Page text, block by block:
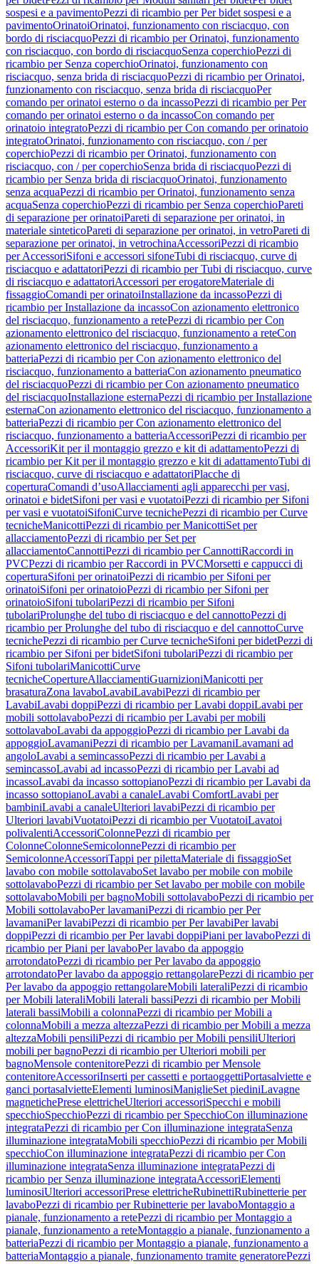
sospesi e a pavimentoPezzi di ricambio per Per bidet sospesi e a
pavimentoOrinatoiOrinatoi, funzionamento con risciacquo, con
bordo di risciacquoPezzi di ricambio per Orinatoi, funzionamento
con risciacquo, con bordo di risciacquoSenza coperchioPezzi di
ricambio per Senza coperchioOrinatoi, funzionamento con
risciacquo, senza brida di risciacquoPezzi di ricambio per Orinatoi,
funzionamento con risciacquo, senza brida di risciacquoPer
comando per orinatoi esterno o da incassoPezzi di ricambio per Per
comando per orinatoi esterno o da incassoCon comando per
orinatoio integratoPezzi di ricambio per Con comando per orinatoio
integratoOrinatoi, funzionamento con risciacquo, con / per
coperchioPezzi di ricambio per Orinatoi, funzionamento con
risciacquo, con / per coperchioSenza brida di risciacquoPezzi di
ricambio per Senza brida di risciacquoOrinatoi, funzionamento
senza acquaPezzi di ricambio per Orinatoi, funzionamento senza
acquaSenza coperchioPezzi di ricambio per Senza coperchioPareti
di separazione per orinatoiPareti di separazione per orinatoi, in
materiale sinteticoPareti di separazione per orinatoi, in vetroPareti di
separazione per orinatoi, in vetrochinaAccessoriPezzi di ricambio
per AccessoriSifoni e accessori sifoneTubi di risciacquo, curve di
risciacquo e adattatoriPezzi di ricambio per Tubi di risciacquo, curve
di risciacquo e adattatoriAccessori per erogatoreMateriale di
fissaggioComandi per orinatoiInstallazione da incassoPezzi di
ricambio per Installazione da incassoCon azionamento elettronico
del risciacquo, funzionamento a retePezzi di ricambio per Con
azionamento elettronico del risciacquo, funzionamento a reteCon
azionamento elettronico del risciacquo, funzionamento a
batteriaPezzi di ricambio per Con azionamento elettronico del
risciacquo, funzionamento a batteriaCon azionamento pneumatico
del risciacquoPezzi di ricambio per Con azionamento pneumatico
del risciacquoInstallazione esternaPezzi di ricambio per Installazione
esternaCon azionamento elettronico del risciacquo, funzionamento a
batteriaPezzi di ricambio per Con azionamento elettronico del
risciacquo, funzionamento a batteriaAccessoriPezzi di ricambio per
AccessoriKit per il montaggio grezzo e kit di adattamentoPezzi di
ricambio per Kit per il montaggio grezzo e kit di adattamentoTubi di
risciacquo, curve di risciacquo e adattatoriPlacche di
coperturaComandi d’usoAllacciamenti agli apparecchi per vasi,
orinatoi e bidetSifoni per vasi e vuotatoiPezzi di ricambio per Sifoni
per vasi e vuotatoiSifoniCurve tecnichePezzi di ricambio per Curve
tecnicheManicottiPezzi di ricambio per ManicottiSet per
allacciamentoPezzi di ricambio per Set per
allacciamentoCannottiPezzi di ricambio per CannottiRaccordi in
PVCPezzi di ricambio per Raccordi in PVCMorsetti e cappucci di
coperturaSifoni per orinatoiPezzi di ricambio per Sifoni per
orinatoiSifoni per orinatoioPezzi di ricambio per Sifoni per
orinatoioSifoni tubolariPezzi di ricambio per Sifoni
tubolariProlunghe del tubo di risciacquo e del cannottoPezzi di
ricambio per Prolunghe del tubo di risciacquo e del cannottoCurve
tecnichePezzi di ricambio per Curve tecnicheSifoni per bidetPezzi di
ricambio per Sifoni per bidetSifoni tubolariPezzi di ricambio per
Sifoni tubolariManicottiCurve
tecnicheCopertureAllacciamentiGuarnizioniManicotti per
brasaturaZona lavaboLavabiLavabiPezzi di ricambio per
LavabiLavabi doppiPezzi di ricambio per Lavabi doppiLavabi per
mobili sottolavaboPezzi di ricambio per Lavabi per mobili
sottolavaboLavabi da appoggioPezzi di ricambio per Lavabi da
appoggioLavamaniPezzi di ricambio per LavamaniLavamani ad
angoloLavabi a semincassoPezzi di ricambio per Lavabi a
semincassoLavabi ad incassoPezzi di ricambio per Lavabi ad
incassoLavabi da incasso sottopianoPezzi di ricambio per Lavabi da
incasso sottopianoLavabi a canaleLavabi ComfortLavabi per
bambiniLavabi a canaleUlteriori lavabiPezzi di ricambio per
Ulteriori lavabiVuotatoiPezzi di ricambio per VuotatoiLavatoi
polivalentiAccessoriColonnePezzi di ricambio per
ColonneColonneSemicolonnePezzi di ricambio per
SemicolonneAccessoriTappi per pilettaMateriale di fissaggioSet
lavabo con mobile sottolavaboSet lavabo per mobile con mobile
sottolavaboPezzi di ricambio per Set lavabo per mobile con mobile
sottolavaboMobili per bagnoMobili sottolavaboPezzi di ricambio per
Mobili sottolavaboPer lavamaniPezzi di ricambio per Per
lavamaniPer lavabiPezzi di ricambio per Per lavabiPer lavabi
doppiPezzi di ricambio per Per lavabi doppiPiani per lavaboPezzi di
ricambio per Piani per lavaboPer lavabo da appoggio
arrotondatoPezzi di ricambio per Per lavabo da appoggio
arrotondatoPer lavabo da appoggio rettangolarePezzi di ricambio per
Per lavabo da appoggio rettangolareMobili lateraliPezzi di ricambio
per Mobili lateraliMobili laterali bassiPezzi di ricambio per Mobili
laterali bassiMobili a colonnaPezzi di ricambio per Mobili a
colonnaMobili a mezza altezzaPezzi di ricambio per Mobili a mezza
altezzaMobili pensiliPezzi di ricambio per Mobili pensiliUlteriori
mobili per bagnoPezzi di ricambio per Ulteriori mobili per
bagnoMensole contenitorePezzi di ricambio per Mensole
contenitoreAccessoriInserti per cassetti e portaoggettiPortasalviette e
ganci portasalvietteElementi luminosiManiglieSet piediniLavagne
magnetichePrese elettricheUlteriori accessoriSpecchi e mobili
specchioSpecchioPezzi di ricambio per SpecchioCon illuminazione
integrataPezzi di ricambio per Con illuminazione integrataSenza
illuminazione integrataMobili specchioPezzi di ricambio per Mobili
specchioCon illuminazione integrataPezzi di ricambio per Con
illuminazione integrataSenza illuminazione integrataPezzi di
ricambio per Senza illuminazione integrataAccessoriElementi
luminosiUlteriori accessoriPrese elettricheRubinettiRubinetterie per
lavaboPezzi di ricambio per Rubinetterie per lavaboMontaggio a
pianale, funzionamento a retePezzi di ricambio per Montaggio a
pianale, funzionamento a reteMontaggio a pianale, funzionamento a
batteriaPezzi di ricambio per Montaggio a pianale, funzionamento a
batteriaMontaggio a pianale, funzionamento tramite generatorePezzi